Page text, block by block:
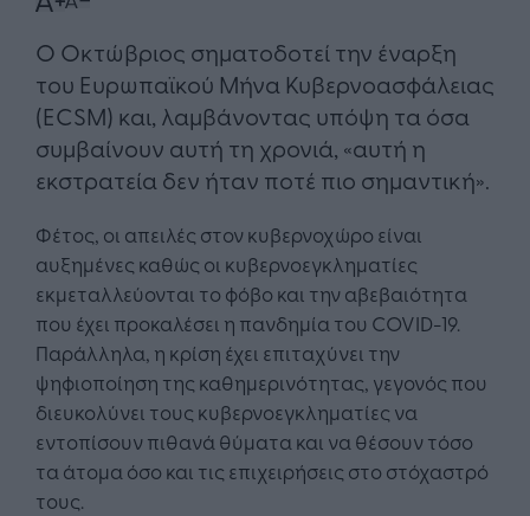
Ο Οκτώβριος σηματοδοτεί την έναρξη
του Ευρωπαϊκού Μήνα Κυβερνοασφάλειας
(ECSM) και, λαμβάνοντας υπόψη τα όσα
συμβαίνουν αυτή τη χρονιά, «αυτή η
εκστρατεία δεν ήταν ποτέ πιο σημαντική».
Φέτος, οι απειλές στον κυβερνοχώρο είναι
αυξημένες καθώς οι κυβερνοεγκληματίες
εκμεταλλεύονται το φόβο και την αβεβαιότητα
που έχει προκαλέσει η πανδημία του COVID-19.
Παράλληλα, η κρίση έχει επιταχύνει την
ψηφιοποίηση της καθημερινότητας, γεγονός που
διευκολύνει τους κυβερνοεγκληματίες να
εντοπίσουν πιθανά θύματα και να θέσουν τόσο
τα άτομα όσο και τις επιχειρήσεις στο στόχαστρό
τους.